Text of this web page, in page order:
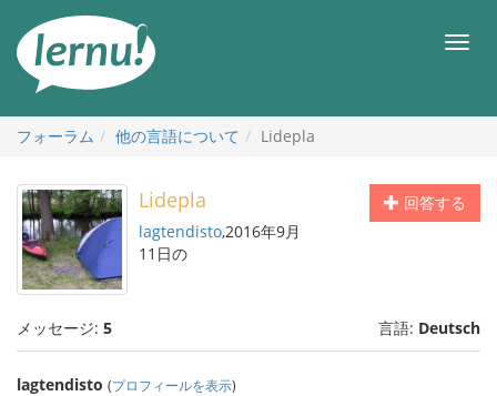
メ
フォーラム
他の言語について Lidepla
回答する
Lidepla
lagtendisto,2016年9月
11日の
メッセージ: 5 言語: Deutsch
lagtendisto (プロフィールを表示)